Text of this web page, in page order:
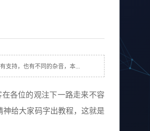
支持，也有不同的杂音，本...
各位的观注下一路走来不容
给大家码字出教程，这就是